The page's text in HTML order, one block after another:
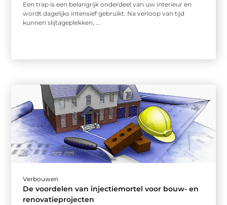
Een trap is een belangrijk onderdeel van uw interieur en
wordt dagelijks intensief gebruikt. Na verloop van tijd
kunnen slijtageplekken, ...
Verbouwen
De voordelen van injectiemortel voor bouw- en
renovatieprojecten